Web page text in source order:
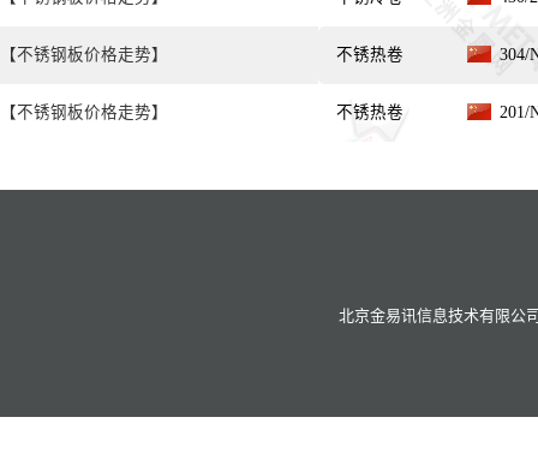
【不锈钢板价格走势】
【不锈钢板价格走势】
不锈热卷 304/
不锈热卷 201/
北京金易讯信息技术有限公